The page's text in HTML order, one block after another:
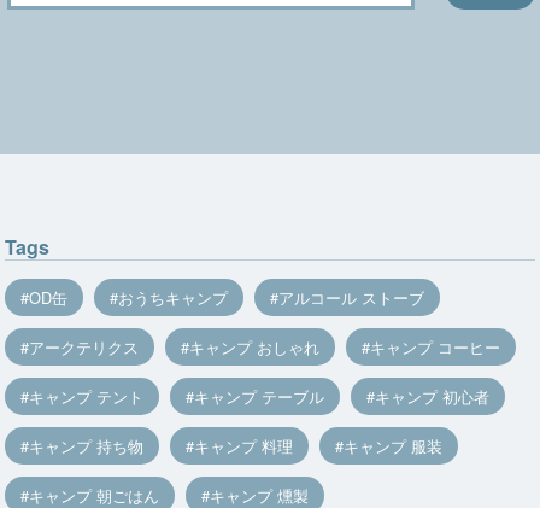
Tags
OD缶 おうちキャンプ アルコール ストーブ
アークテリクス キャンプ おしゃれ キャンプ コーヒー
キャンプ テント キャンプ テーブル キャンプ 初心者
キャンプ 持ち物 キャンプ 料理 キャンプ 服装
キャンプ 朝ごはん キャンプ 燻製